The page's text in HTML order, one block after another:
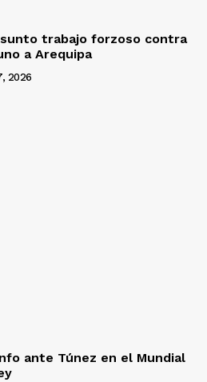
trabajo forzoso contra
a Arequipa
2026
ante Túnez en el Mundial